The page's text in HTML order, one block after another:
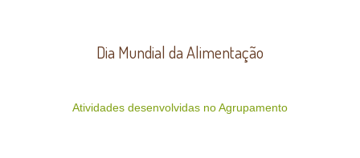
Dia Mundial da Alimentação
Atividades desenvolvidas no Agrupamento